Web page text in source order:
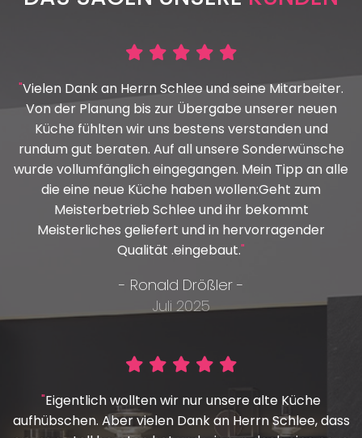
    
"Vielen Dank an Herrn Schlee und seine Mitarbeiter.
Von der Planung bis zur Übergabe unserer neuen
Küche fühlten wir uns bestens verstanden und
rundum gut beraten. Auf all unsere Sonderwünsche
wurde vollumfänglich eingegangen. Mein Tipp an alle
die eine neue Küche haben wollen:Geht zum
Meisterbetrieb Schlee und ihr bekommt
Meisterliches geliefert und in hervorragender
Qualität .eingebaut."
- Ronald Drößler -
Juli 2025
    
"Eigentlich wollten wir nur unsere alte Küche
aufhübschen. Aber vielen Dank an Herrn Schlee, dass